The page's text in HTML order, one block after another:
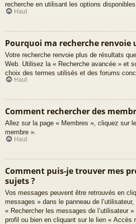
recherche en utilisant les options
Haut
Pourquoi ma recherche renvoie
Votre recherche renvoie plus de résultats
Web. Utilisez la « Recherche avancée » et
choix des termes utilisés et des forums
Haut
Comment rechercher des
Allez sur la page « Membres », cliquez sur
membre ».
Haut
Comment puis-je trouver mes
sujets ?
Vos messages peuvent être retrouvés en
messages » dans le panneau de
« Rechercher les messages de l’utilisateur
profil ou bien en cliquant sur le lien « Accès